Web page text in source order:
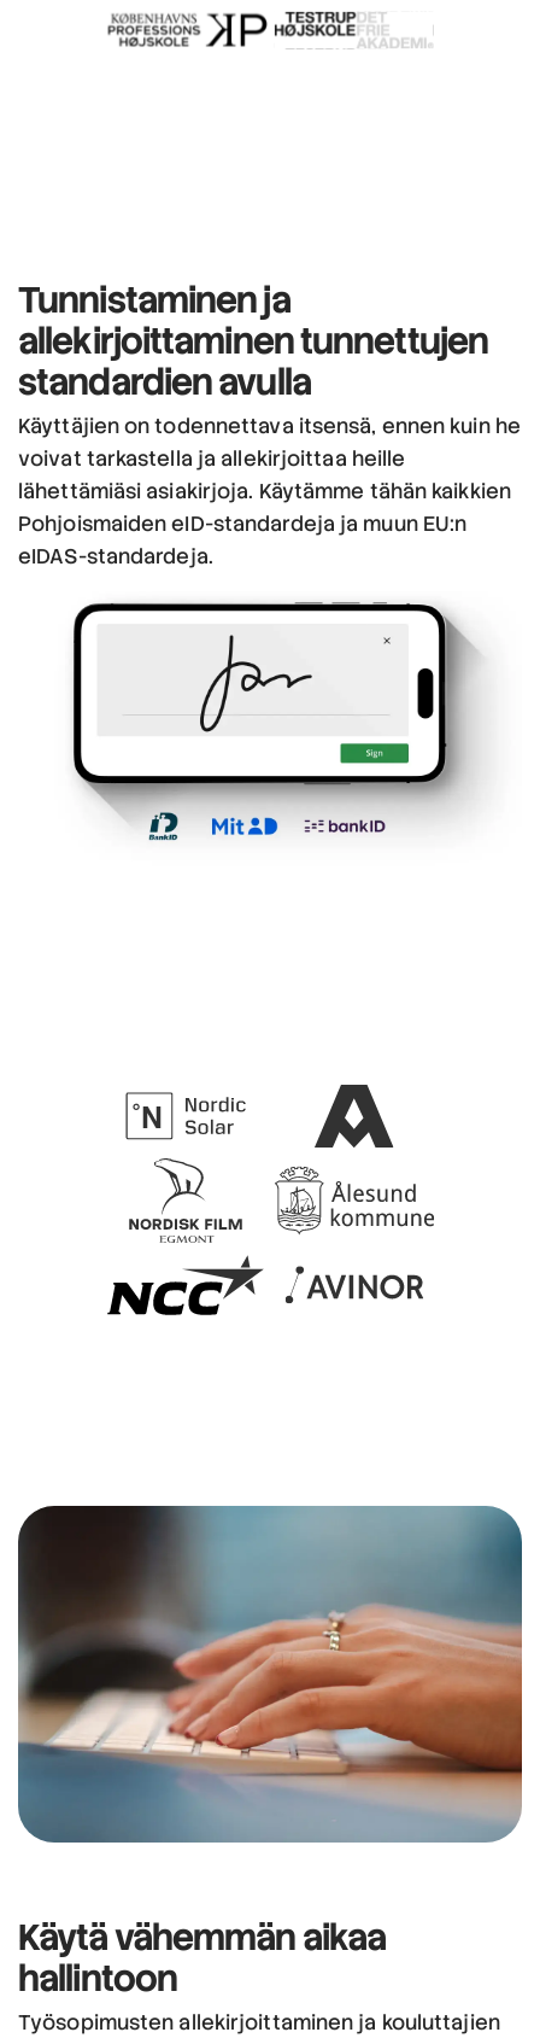
Tunnistaminen ja
allekirjoittaminentunnettujen
standardien avulla
Käyttäjien on todennettava itsensä, ennen kuin he
voivat tarkastella ja allekirjoittaa heille
lähettämiäsi asiakirjoja. Käytämme tähän kaikkien
Pohjoismaiden eID-standardeja ja muun EU:n
eIDAS-standardeja.
Käytä vähemmän aikaa
hallintoon
Työsopimusten allekirjoittaminen ja kouluttajien